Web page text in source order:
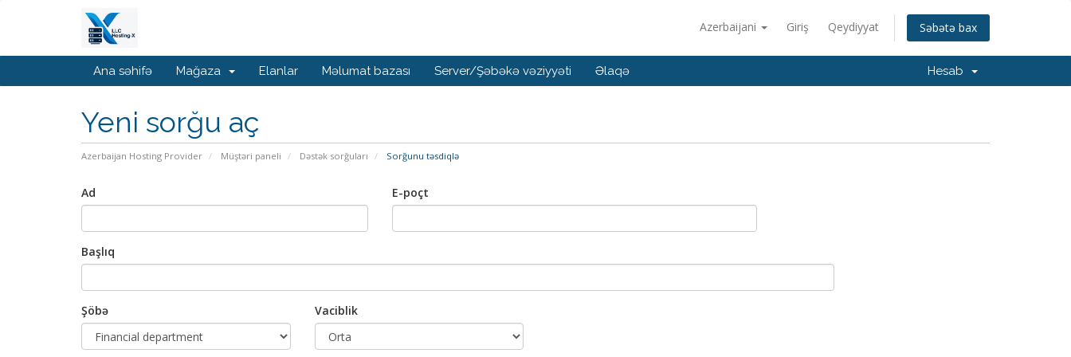
Azerbaijani Giriş Qeydiyyat Səbətə bax
Ana səhifə Mağaza Elanlar Məlumat bazası Server/Şəbəkə vəziyyəti Əlaqə Hesab
Yeni sorğu aç
Azerbaijan Hosting Provider Müştəri paneli Dəstək sorğuları Sorğunu təsdiqlə
Ad E-poçt
Başlıq
Şöbə Vaciblik